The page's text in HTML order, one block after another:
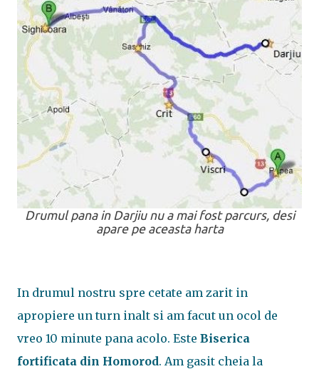
Drumul pana in Darjiu nu a mai fost parcurs, desi
apare pe aceasta harta
In drumul nostru spre cetate am zarit in
apropiere un turn inalt si am facut un ocol de
vreo 10 minute pana acolo. Este Biserica
fortificata din Homorod. Am gasit cheia la